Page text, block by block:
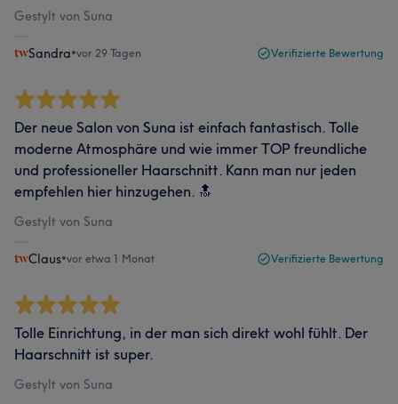
Gestylt von Suna
Sandra•vor 29 Tagen Verifizierte Bewertung
Der neue Salon von Suna ist einfach fantastisch. Tolle
moderne Atmosphäre und wie immer TOP freundliche
und professioneller Haarschnitt. Kann man nur jeden
empfehlen hier hinzugehen. 🔝
Gestylt von Suna
Claus•vor etwa 1 Monat Verifizierte Bewertung
Tolle Einrichtung, in der man sich direkt wohl fühlt. Der
Haarschnitt ist super.
Gestylt von Suna